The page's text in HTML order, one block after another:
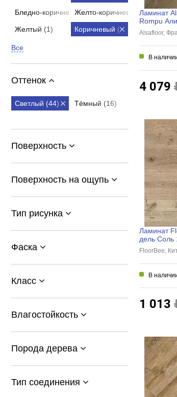
Бледно-коричневый (1)Желто-коричневый (2)
Желтый (1) Коричневый (32)
Все
Оттенок
Светлый (44) Тёмный (16)
Поверхность
Поверхность на ощупь
Тип рисунка
Фаска
Класс
Влагостойкость
Порода дерева
Тип соединения
Ламинат
Rompu
Clipz L
Alsafloor,
В
4 079
Ламинат
дель Соль
FloorBee,
В
1 013